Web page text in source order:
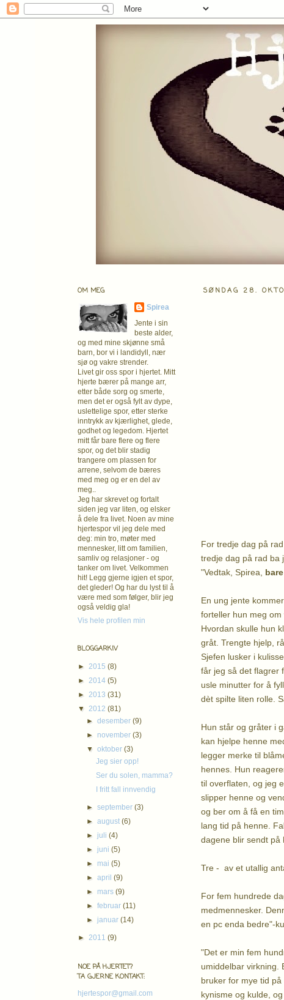
SØNDAG 28.
For tredje dag på
tredje dag på rad ba
"Vedtak, Spirea, bare
En ung jente
forteller hun meg
Hvordan skulle hun
gråt. Trengte hjelp,
Sjefen lusker i
får jeg så det flagrer
usle minutter for å
dèt spilte liten rolle.
Hun står og gråter i
kan hjelpe henne
legger merke til
hennes. Hun
til overflaten, og jeg
slipper henne og
og ber om å få en
lang tid på henne.
dagene blir sendt på
Tre - av et utallig
For fem hundrede
medmennesker.
en pc enda bedre"-
"Det er min fem
umiddelbar virkning.
bruker for mye tid
kynisme og kulde,
OM MEG
Spirea
Jente i sin
beste alder,
og med mine skjønne små
barn, bor vi i landidyll, nær
sjø og vakre strender.
Livet gir oss spor i hjertet. Mitt
hjerte bærer på mange arr,
etter både sorg og smerte,
men det er også fylt av dype,
uslettelige spor, etter sterke
inntrykk av kjærlighet, glede,
godhet og legedom. Hjertet
mitt får bare flere og flere
spor, og det blir stadig
trangere om plassen for
arrene, selvom de bæres
med meg og er en del av
meg..
Jeg har skrevet og fortalt
siden jeg var liten, og elsker
å dele fra livet. Noen av mine
hjertespor vil jeg dele med
deg: min tro, møter med
mennesker, litt om familien,
samliv og relasjoner - og
tanker om livet. Velkommen
hit! Legg gjerne igjen et spor,
det gleder! Og har du lyst til å
være med som følger, blir jeg
også veldig gla!
Vis hele profilen min
BLOGGARKIV
► 2015 (8)
► 2014 (5)
► 2013 (31)
▼ 2012 (81)
►desember(9)
► november(3)
▼oktober(3)
Jeg sier opp!
Ser du solen, mamma?
I fritt fall innvendig
►september(3)
►august(6)
► juli(4)
► juni(5)
► mai(5)
►april(9)
► mars(9)
►februar(11)
► januar(14)
► 2011 (9)
NOE PÅ HJERTET?
TA GJERNE KONTAKT:
hjertespor@gmail.com